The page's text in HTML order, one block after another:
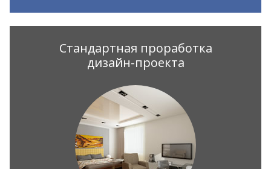
Стандартная проработка
дизайн-проекта